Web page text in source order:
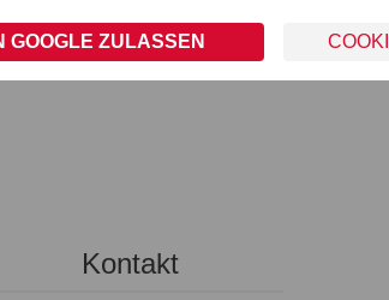
inkl. Halterung montiert
Kontakt
GOOGLE ZULASSEN